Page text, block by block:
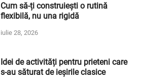
Cum să-ți construiești o rutină
flexibilă, nu una rigidă
iulie 28, 2026
Idei de activități pentru prieteni care
s-au săturat de ieșirile clasice